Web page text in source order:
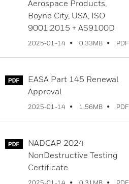
Aerospace Products,
Boyne City, USA, ISO
9001:2015 + AS9100D
2025-01-14 0.33MB PDF
EASA Part 145 Renewal
Approval
2025-01-14 1.56MB PDF
NADCAP 2024
NonDestructive Testing
Certificate